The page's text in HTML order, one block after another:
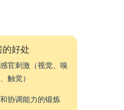
好处
官刺激（视觉、嗅
触觉）
协调能力的锻炼